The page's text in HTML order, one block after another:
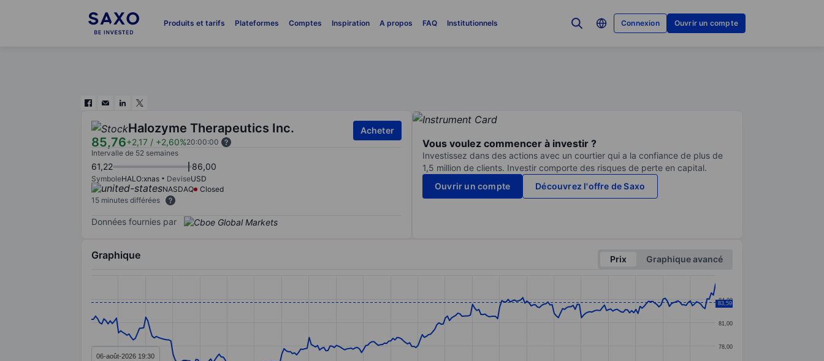
Produits et tarifs Plateformes Comptes Inspiration A propos FAQ Institutionnels Connexion Ouvrir un compte
Halozyme Therapeutics Inc.
85,76+2,17 / +2,60%20:00:00
Acheter
Intervalle de 52 semaines
61,22 86,00
SymboleHALO:xnas DeviseUSD
NASDAQ
Closed
15 minutes différées
Données fournies par
Vous voulez commencer à investir ?
Investissez dans des actions avec un courtier qui a la confiance de plus de
1,5 million de clients. Investir comporte des risques de perte en capital.
Ouvrir un compte
Découvrez l'offre de Saxo
Graphique Prix
Graphique avancé
Line chart with 299 data points.
The chart has 1 X axis displaying categories.
The chart has 1 Y axis displaying values. Data ranges from 74.86 to 85.94.
78,00
81,00
84,00
83,59
06-août-2026 19:30